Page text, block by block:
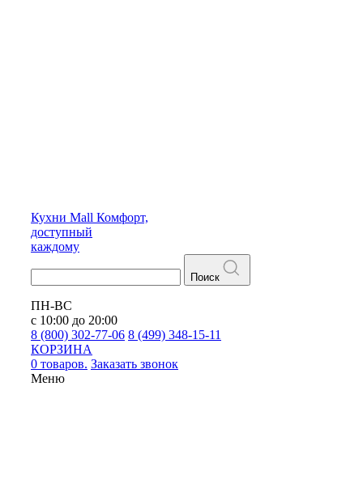
Кухни Mall Комфорт,
доступный
каждому
Поиск
ПН-ВС
с 10:00 до 20:00
8 (800) 302-77-06 8 (499) 348-15-11
КОРЗИНА
0 товаров. Заказать звонок
Меню